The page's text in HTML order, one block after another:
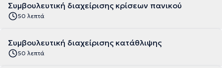
Συμβουλευτική διαχείρισης κρίσεων πανικού
50 λεπτά
Συμβουλευτική διαχείρισης κατάθλιψης
50 λεπτά